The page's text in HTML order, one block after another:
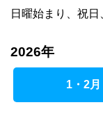
日曜始まり、祝日
2026年
1・2月